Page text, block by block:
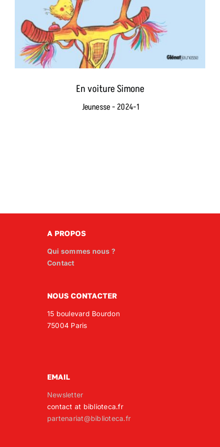
En voiture Simone
Jeunesse - 2024-1
A PROPOS
Qui sommes nous ?
Contact
NOUS CONTACTER
15 boulevard Bourdon
75004 Paris
EMAIL
Newsletter
contact at biblioteca.fr
partenariat@biblioteca.fr